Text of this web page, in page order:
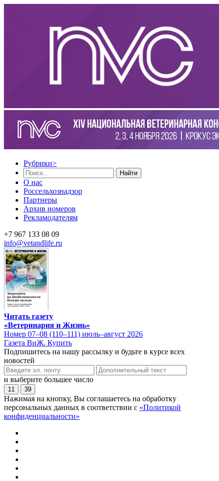
Рубрики>
Найти
О нас
Россельхознадзор
Партнеры
Архив номеров
Рекламодателям
+7 967 133 08 09
info@vetandlife.ru
Читать газету
«Ветеринария и Жизнь»
Номер 07–08 (110–111) июль–август 2026
Газета ВиЖ. Купить
Подпишитесь на нашу рассылку и будьте в курсе всех
новостей
и выберите большее число
11 39
Нажимая на кнопку, Вы соглашаетесь на обработку
персональных данных в соответствии с «Политикой
конфиденциальности»